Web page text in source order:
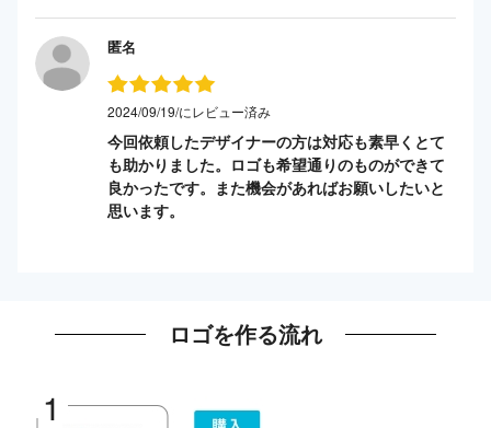
匿名
2024/09/19/にレビュー済み
今回依頼したデザイナーの方は対応も素早くとて
も助かりました。ロゴも希望通りのものができて
良かったです。また機会があればお願いしたいと
思います。
ロゴを作る流れ